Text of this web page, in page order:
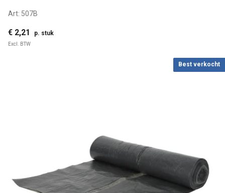
Art: 507B
€ 2,21 p. stuk
Excl. BTW
Best verkocht